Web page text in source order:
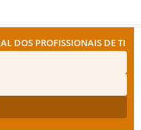
DOS PROFISSIONAIS DE TI